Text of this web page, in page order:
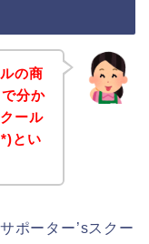
の商
分か
ール
とい
ポーター’sスクー